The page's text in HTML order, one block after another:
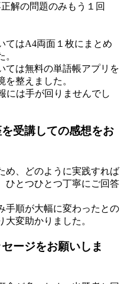
解の問題のみもう１回
てはA4両面１枚にまとめ
ては無料の単語帳アプリを
整えました。
には手が回りませんでし
受講しての感想をお
め、どのように実践すれば
ひとつひとつ丁寧にご回答
手順が大幅に変わったとの
変助かりました。
ージをお願いしま